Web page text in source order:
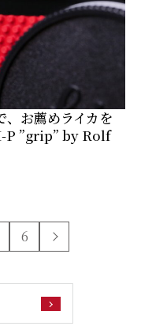
、お薦めライカを
P ”grip” by Rolf
6